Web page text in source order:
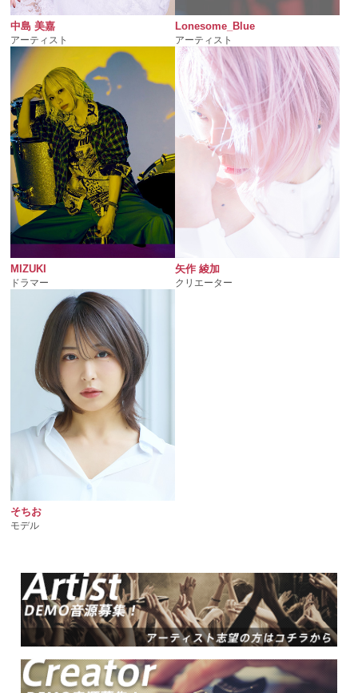
中島 美嘉
アーティスト
Lonesome_Blue
アーティスト
MIZUKI
ドラマー
矢作 綾加
クリエーター
そちお
モデル